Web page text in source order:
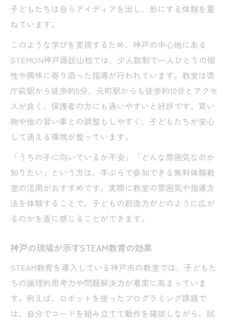
保護者にも選ばれるSTEAM教育の理由
無料体験で実感するSTEAM教育の魅力
現場から見えるSTEAM教育事例を紹介
STEAM教育事例で学ぶ実践の現場
神戸のSTEAM教育事例が示す成果
教科横断的な学習例をSTEAM教育で体験
現場の声から知るSTEAM教育の工夫
STEAM教育で叶える教科横断的な学び
STEAM教育事例に学ぶ教科融合の工夫
教科等横断学習例とSTEAM教育の関係
STEAM教育で身につく多角的思考力
神戸市中心地で体験するSTEAMの価値
神戸中心地で実感するSTEAM教育の価値
アクセス便利なSTEAM教育体験のすすめ
保護者も安心のSTEAM教育無料体験案内
子どもたちは自らアイディアを出し、形にする体験を重
ねています。
このような学びを実現するため、神戸の中心地にある
STEMON神戸諏訪山校では、少人数制で一人ひとりの個
性や興味に寄り添った指導が行われています。教室は県
庁前駅から徒歩約5分、元町駅からも徒歩約10分とアクセ
スが良く、保護者の方にも通いやすいと好評です。買い
物や他の習い事との調整もしやすく、子どもたちが安心
して通える環境が整っています。
「うちの子に向いているか不安」「どんな雰囲気なのか
知りたい」という方は、手ぶらで参加できる無料体験教
室の活用がおすすめです。実際に教室の雰囲気や指導方
法を体験することで、子どもの創造力がどのように広が
るのかを直に感じることができます。
神戸の現場が示すSTEAM教育の効果
STEAM教育を導入している神戸市の教室では、子どもた
ちの論理的思考力や問題解決力が着実に高まっていま
す。例えば、ロボットを使ったプログラミング課題で
は、自分でコードを組み立てて動作を確認しながら、試